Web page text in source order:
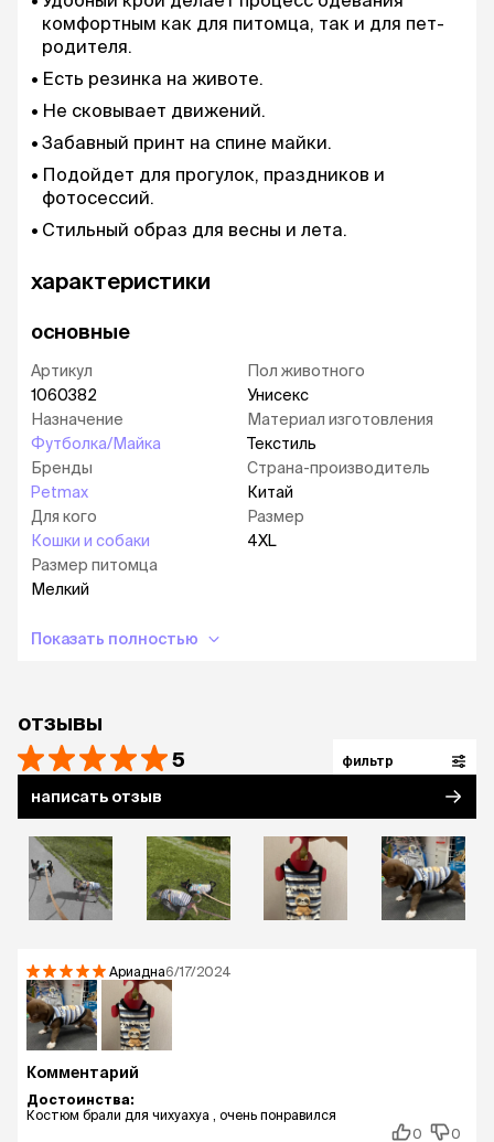
комфортным как для питомца, так и для пет-
родителя.
Есть резинка на животе.
Не сковывает движений.
Забавный принт на спине майки.
Подойдет для прогулок, праздников и
фотосессий.
Стильный образ для весны и лета.
характеристики
основные
Артикул
1060382
Назначение
Футболка/Майка
Бренды
Petmax
Для кого
Кошки и собаки
Размер питомца
Мелкий
Пол животного
Унисекс
Материал изготовления
Текстиль
Страна-производитель
Китай
Размер
4XL
Показать полностью
отзывы
5 фильтр
написать отзыв
Ариадна6/17/2024
Комментарий
Достоинства:
Костюм брали для чихуахуа , очень понравился
0
0